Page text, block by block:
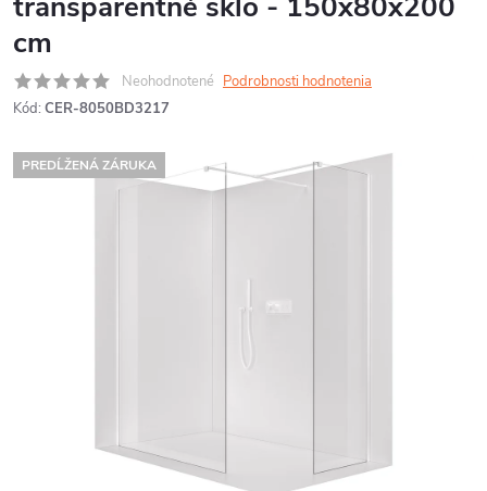
cm
Neohodnotené Podrobnosti hodnotenia
Kód: CER-8050BD3217
PREDĹŽENÁ ZÁRUKA